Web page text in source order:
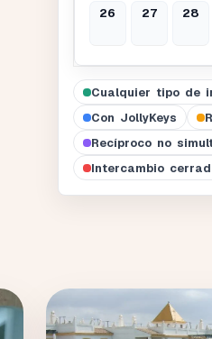
26 27 28
Cualquier tipo de
Con JollyKeys
Recíproco no
Intercambio